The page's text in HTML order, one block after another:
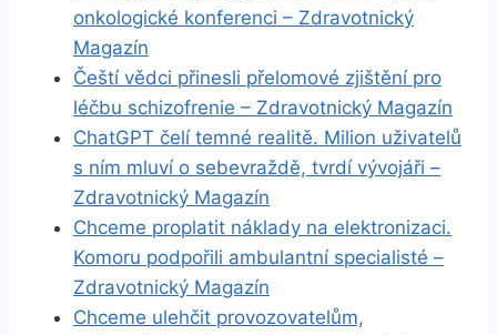
onkologické konferenci – Zdravotnický
Magazín
Čeští vědci přinesli přelomové zjištění pro
léčbu schizofrenie – Zdravotnický Magazín
ChatGPT čelí temné realitě. Milion uživatelů
s ním mluví o sebevraždě, tvrdí vývojáři –
Zdravotnický Magazín
Chceme proplatit náklady na elektronizaci.
Komoru podpořili ambulantní specialisté –
Zdravotnický Magazín
Chceme ulehčit provozovatelům,